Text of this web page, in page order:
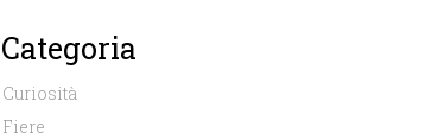
Categoria
Curiosità
Fiere